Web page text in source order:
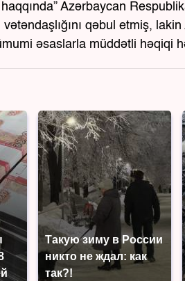
Azərbaycan
qəbul etmiş, lakin
əsaslarla müddətli həqiqi
Такую зиму в России
никто не ждал: как
так?!